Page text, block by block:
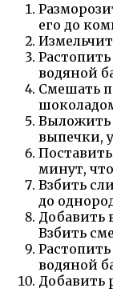
его до
водяной
Смешать
Выложить
выпечки,
минут,
Взбить
до
Добавить
Взбить
водяной
Добавить